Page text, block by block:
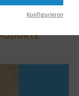
Konfigurieren